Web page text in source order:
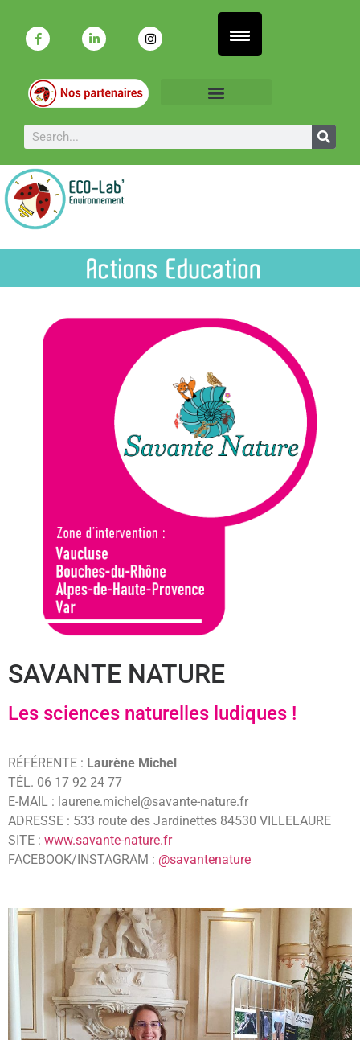
SAVANTE NATURE
Les sciences naturelles ludiques !
RÉFÉRENTE : Laurène Michel
TÉL. 06 17 92 24 77
E-MAIL : laurene.michel@savante-nature.fr
ADRESSE : 533 route des Jardinettes 84530 VILLELAURE
SITE : www.savante-nature.fr
FACEBOOK/INSTAGRAM : @savantenature